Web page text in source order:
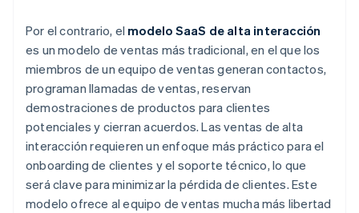
Por el contrario, el modelo SaaS de alta interacción
es un modelo de ventas más tradicional, en el que los
miembros de un equipo de ventas generan contactos,
programan llamadas de ventas, reservan
demostraciones de productos para clientes
potenciales y cierran acuerdos. Las ventas de alta
interacción requieren un enfoque más práctico para el
onboarding de clientes y el soporte técnico, lo que
será clave para minimizar la pérdida de clientes. Este
modelo ofrece al equipo de ventas mucha más libertad